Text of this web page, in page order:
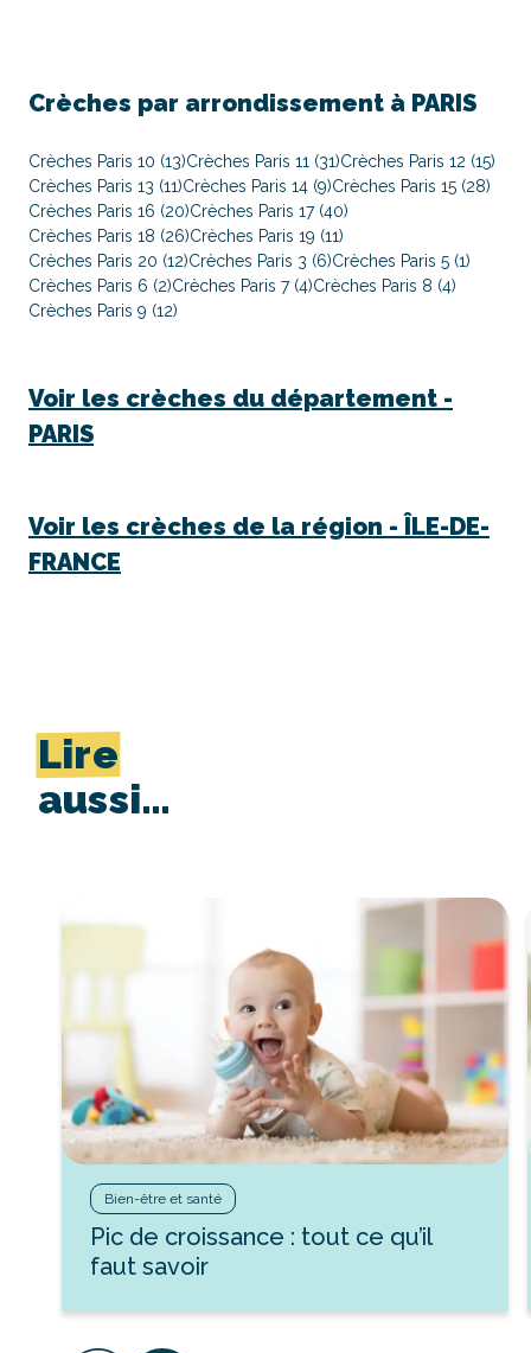
Crèches par arrondissement à PARIS
Crèches Paris 10 (13)Crèches Paris 11 (31)Crèches Paris 12 (15)
Crèches Paris 13 (11)Crèches Paris 14 (9)Crèches Paris 15 (28)
Crèches Paris 16 (20)Crèches Paris 17 (40)
Crèches Paris 18 (26)Crèches Paris 19 (11)
Crèches Paris 20 (12)Crèches Paris 3 (6)Crèches Paris 5 (1)
Crèches Paris 6 (2)Crèches Paris 7 (4)Crèches Paris 8 (4)
Crèches Paris 9 (12)
Voir les crèches du département -
PARIS
Voir les crèches de la région - ÎLE-DE-
FRANCE
Lire
aussi…
Bien-être et santé
Pic de croissance : tout ce qu’il
faut savoir